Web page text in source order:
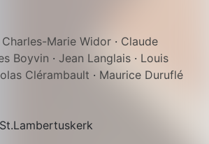
Charles-Marie Widor · Claude
Boyvin · Jean Langlais · Louis
Clérambault · Maurice Duruflé